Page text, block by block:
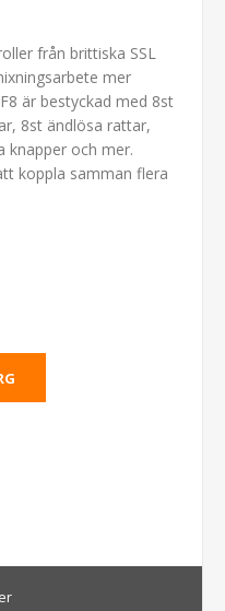
från brittiska SSL
mer
är bestyckad med 8st
8st ändlösa rattar,
knapper och mer.
koppla samman flera